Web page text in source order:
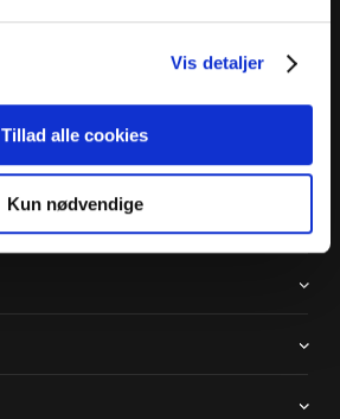
Vis detaljer
Tillad alle cookies
Kun nødvendige
adm@dsn.dk